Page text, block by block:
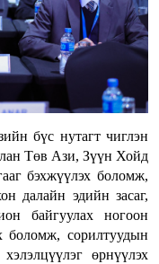
бүс нутагт чиглэн
Төв Ази, Зүүн Хойд
бэхжүүлэх боломж,
далайн эдийн засаг,
байгуулах ногоон
боломж, сорилтуудын
өрнүүлэх